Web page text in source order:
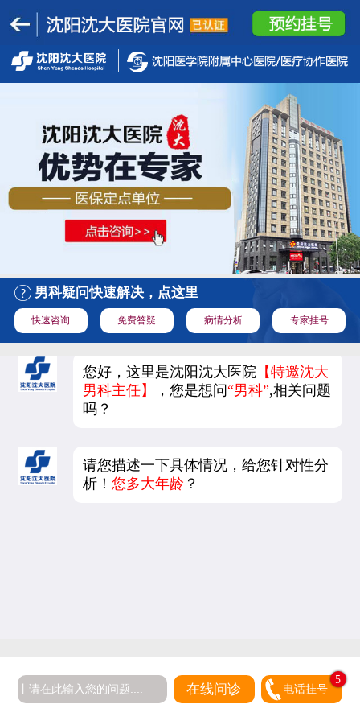
男科疑问快速解决，点这里
快速咨询 免费答疑 病情分析 专家挂号
您好，这里是沈阳沈大医院 【特邀沈大
男科主任】
，您是想问“男科”,相关问题
吗？
请您描述一下具体情况，给您针对性分
析！您多大年龄 ？
在线问诊 电话挂号
5